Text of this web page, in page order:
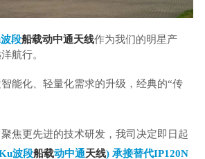
段船载动中通天线作为我们的明星产
航行。
波段船载动中通天线) 承接替代IP120N